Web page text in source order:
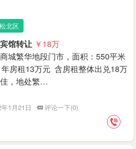
松北区
馆转让 ￥18万
城繁华地段门市，面积：550平米
房租13万元 含房租整体出兑18万
，地处繁…
1月21日
评论一下(0)